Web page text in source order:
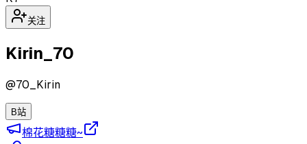
关注
Kirin_70
@70_Kirin
B站
棉花糖糖糖~